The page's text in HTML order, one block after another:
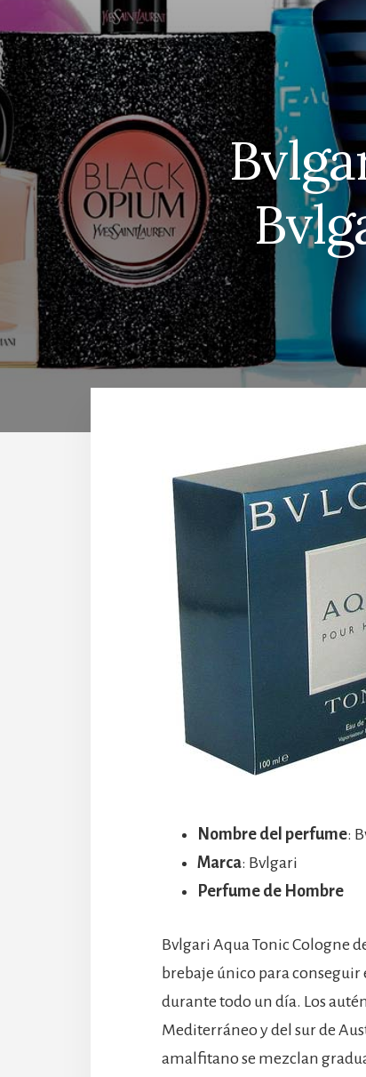
Nombre del perfume:
Marca: Bvlgari
Perfume de Hombre
Bvlgari Aqua Tonic Cologne
brebaje único para conseguir
durante todo un día. Los
Mediterráneo y del sur de
amalfitano se mezclan